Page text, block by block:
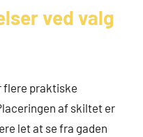
ved valg
flere praktiske
af skiltet er
let at se fra gaden